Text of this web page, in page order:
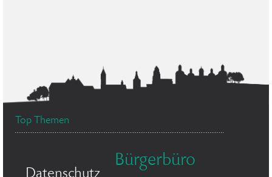
Top Themen
Bürgerbüro